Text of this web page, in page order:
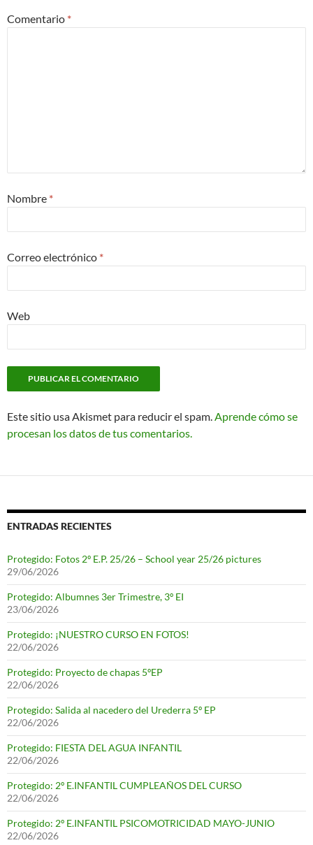
Comentario *
Nombre *
Correo electrónico *
Web
Este sitio usa Akismet para reducir el spam.Aprende cómo se
procesan los datos de tus comentarios.
ENTRADAS RECIENTES
Protegido: Fotos 2º E.P. 25/26 – School year 25/26 pictures
29/06/2026
Protegido: Albumnes 3er Trimestre, 3º EI
23/06/2026
Protegido: ¡NUESTRO CURSO EN FOTOS!
22/06/2026
Protegido: Proyecto de chapas 5ºEP
22/06/2026
Protegido: Salida al nacedero del Urederra 5º EP
22/06/2026
Protegido: FIESTA DEL AGUA INFANTIL
22/06/2026
Protegido: 2º E.INFANTIL CUMPLEAÑOS DEL CURSO
22/06/2026
Protegido: 2º E.INFANTIL PSICOMOTRICIDAD MAYO-JUNIO
22/06/2026